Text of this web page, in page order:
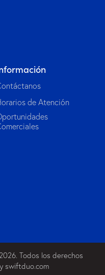
de Atención
Todos los derechos
swiftduo.com